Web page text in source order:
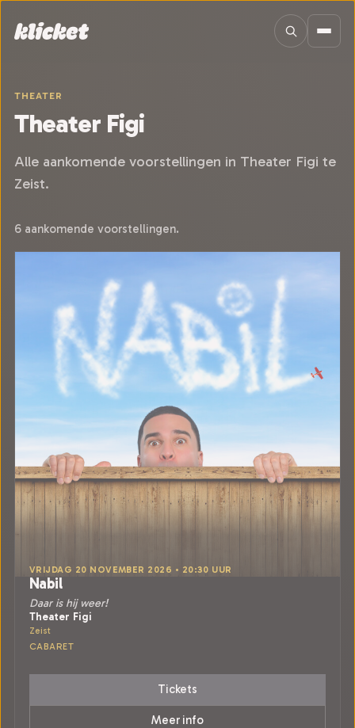
THEATER
Theater Figi
Alle aankomende voorstellingen in Theater Figi te
Zeist.
6 aankomende voorstellingen.
VRIJDAG 20 NOVEMBER 2026 • 20:30 UUR
Nabil
Daar is hij weer!
Theater Figi
Zeist
CABARET
Tickets
Meer info